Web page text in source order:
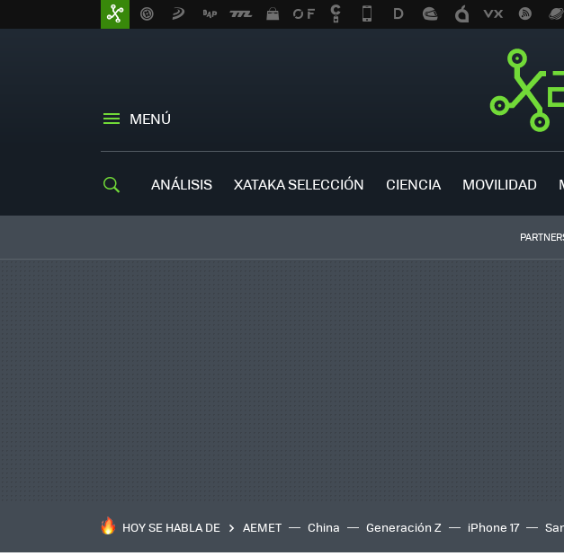
MENÚ
ANÁLISIS XATAKA SELECCIÓN CIENCIA MOVILIDAD
HOY SE HABLA DE AEMET China Generación Z iPhone 17